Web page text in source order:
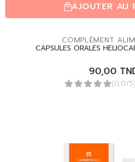
AJOUTER AU
COMPLÉMENT
CAPSULES ORALES
90,00
(0,0/5)